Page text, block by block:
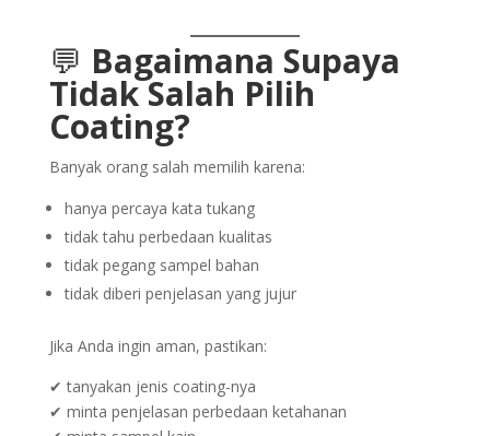
💬 Bagaimana Supaya
Tidak Salah Pilih
Coating?
Banyak orang salah memilih karena:
hanya percaya kata tukang
tidak tahu perbedaan kualitas
tidak pegang sampel bahan
tidak diberi penjelasan yang jujur
Jika Anda ingin aman, pastikan:
✔ tanyakan jenis coating-nya
✔ minta penjelasan perbedaan ketahanan